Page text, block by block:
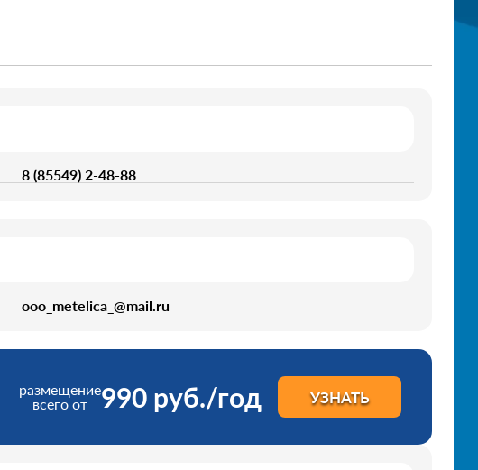
8 (85549) 2-48-88
ooo_metelica_@mail.ru
размещение
всего от
990 руб./год УЗНАТЬ